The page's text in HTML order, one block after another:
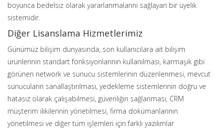
boyunca bedelsiz olarak yararlanmalarını sağlayan bir üyelik
sistemidir.
Diğer Lisanslama Hizmetlerimiz
Günümüz bilişim dünyasında, son kullanıcılara ait bilişim
ürünlerinin standart fonksiyonlarının kullanılması, karmaşık gibi
görünen network ve sunucu sistemlerinin düzenlenmesi, mevcut
sunucuların sanallaştırılması, yedekleme sistemlerinin doğru ve
hatasız olarak çalışabilmesi, güvenliğin sağlanması, CRM
müşterim ilikilerinin yönetilmesi, firma dokümanlarının
yönetilmesi ve diğer tüm işlemleri için farklı yazılımlar